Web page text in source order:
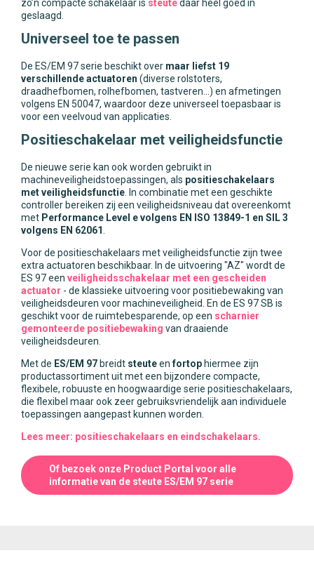
zo’n compacte schakelaar is steutedaar heel goed in
geslaagd.
Universeel toe te passen
De ES/EM 97 serie beschikt over maar liefst 19
verschillende actuatoren (diverse rolstoters,
draadhefbomen, rolhefbomen, tastveren...) en afmetingen
volgens EN 50047, waardoor deze universeel toepasbaar is
voor een veelvoud van applicaties.
Positieschakelaar met veiligheidsfunctie
De nieuwe serie kan ook worden gebruikt in
machineveiligheidstoepassingen, als positieschakelaars
met veiligheidsfunctie . In combinatie met een geschikte
controller bereiken zij een veiligheidsniveau dat overeenkomt
met Performance Level e volgens EN ISO 13849-1 en SIL 3
volgens EN 62061
Voor de positieschakelaars met veiligheidsfunctie zijn twee
extra actuatoren beschikbaar. In de uitvoering "AZ" wordt de
ES 97 een veiligheidsschakelaar met een gescheiden
actuator - de klassieke uitvoering voor positiebewaking van
veiligheidsdeuren voor machineveiligheid. En de ES 97 SB is
geschikt voor de ruimtebesparende, op een scharnier
gemonteerde positiebewaking van draaiende
veiligheidsdeuren.
Met de ES/EM 97 breidt steuteenfortop hiermee zijn
productassortiment uit met een bijzondere compacte,
flexibele, robuuste en hoogwaardige serie positieschakelaars,
die flexibel maar ook zeer gebruiksvriendelijk aan individuele
toepassingen aangepast kunnen worden.
Lees meer: positieschakelaars en eindschakelaars.
Of bezoek onze Product Portal voor alle
informatie van de steute ES/EM 97 serie